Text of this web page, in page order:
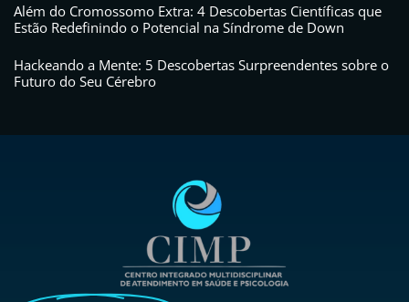
Além do Cromossomo Extra: 4 Descobertas Científicas que
Estão Redefinindo o Potencial na Síndrome de Down
Hackeando a Mente: 5 Descobertas Surpreendentes sobre o
Futuro do Seu Cérebro